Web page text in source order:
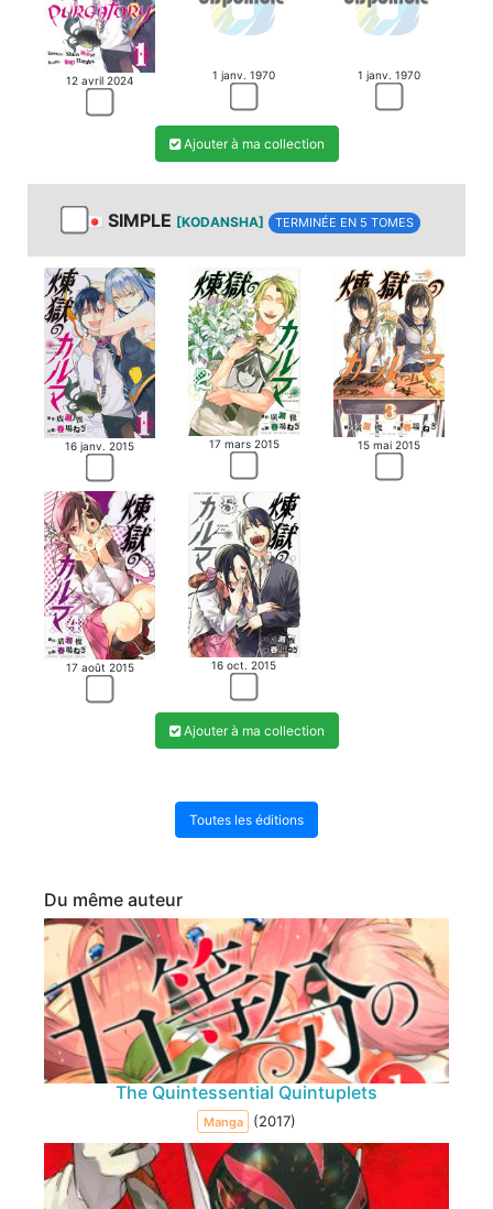
MANGA
12 avril 2024 1 janv. 1970 1 janv. 1970
Ajouter à ma collection
SIMPLE [KODANSHA] TERMINÉE EN 5 TOMES
16 janv. 2015 17 mars 2015 15 mai 2015
17 août 2015 16 oct. 2015
Ajouter à ma collection
Toutes les éditions
Du même auteur
The Quintessential Quintuplets
Manga (2017)